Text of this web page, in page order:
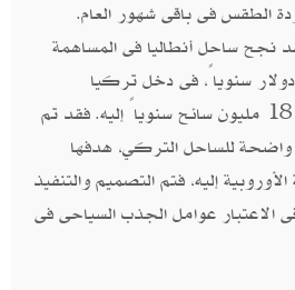
الطقس فى باقى شهور العام.
نجح ساحل أنطاليا فى المساهمة
من 20 مليار دولار سنوياً، فى دخل تركيا
القومي، عن طريق جذب 18 مليون سائح سنوياً إليه. فقد تم
للساحل التركي، هدفها
إليه، فتم التصميم والتنفيذ
الاعتبار عوامل الجذب السياحى فى